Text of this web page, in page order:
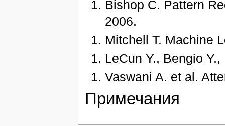
Bishop C. Pattern
2006.
Mitchell T. Machine
LeCun Y., Bengio
Vaswani A. et al.
Примечания